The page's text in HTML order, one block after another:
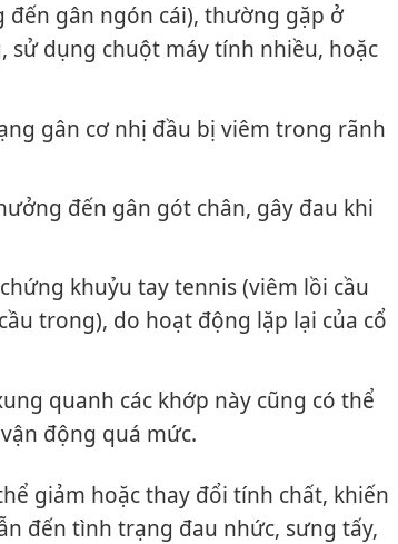
gân ngón cái), thường gặp ở
dụng chuột máy tính nhiều, hoặc
gân cơ nhị đầu bị viêm trong rãnh
đến gân gót chân, gây đau khi
khuỷu tay tennis (viêm lồi cầu
trong), do hoạt động lặp lại của cổ
quanh các khớp này cũng có thể
động quá mức.
giảm hoặc thay đổi tính chất, khiến
đến tình trạng đau nhức, sưng tấy,